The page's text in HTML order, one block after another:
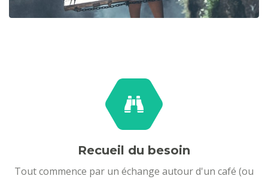
Recueil du besoin
Tout commence par un échange autour d'un café (ou